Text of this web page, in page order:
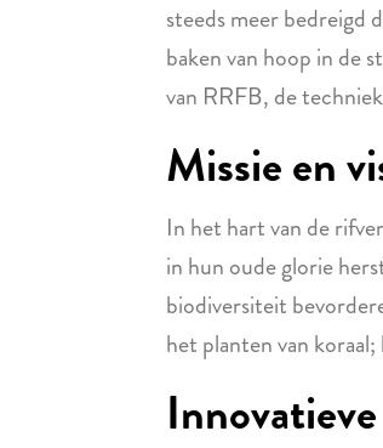
steeds meer bedreigd
baken van hoop in de
van RRFB, de
Missie en
In het hart van de
in hun oude glorie
biodiversiteit
het planten van